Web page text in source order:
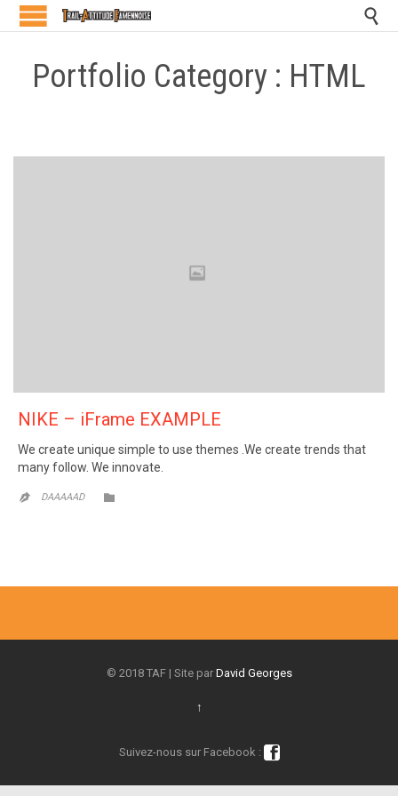

Portfolio Category : HTML
NIKE – iFrame EXAMPLE
We create unique simple to use themes .We create trends that
many follow. We innovate.
 DAAAAAD 
© 2018 TAF | Site par David Georges
↑
Suivez-nous sur Facebook : 